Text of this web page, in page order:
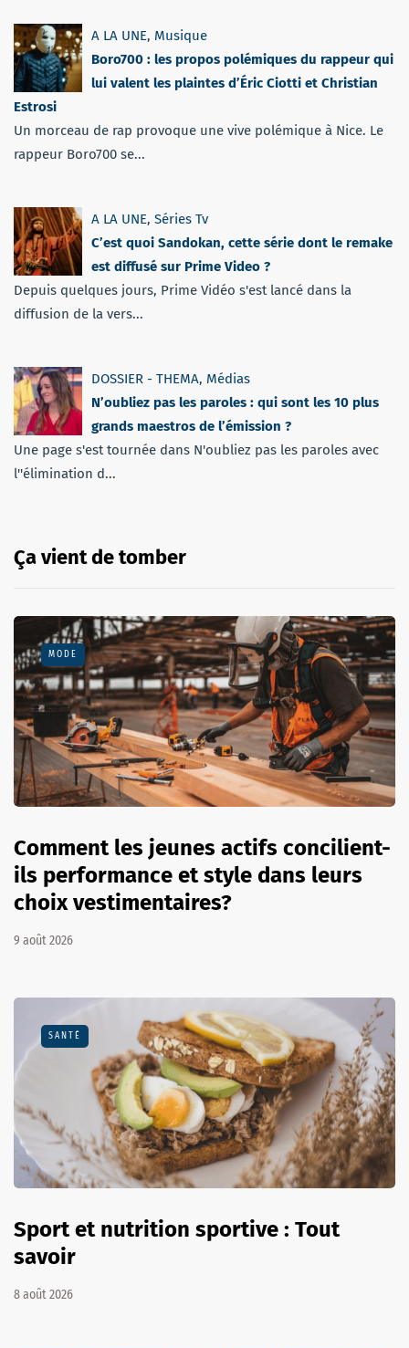
A LA UNE, Musique
Boro700 : les propos polémiques du rappeur qui
lui valent les plaintes d’Éric Ciotti et Christian
Estrosi
Un morceau de rap provoque une vive polémique à Nice. Le
rappeur Boro700 se...
A LA UNE, Séries Tv
C’est quoi Sandokan, cette série dont le remake
est diffusé sur Prime Video ?
Depuis quelques jours, Prime Vidéo s'est lancé dans la
diffusion de la vers...
DOSSIER - THEMA, Médias
N’oubliez pas les paroles : qui sont les 10 plus
grands maestros de l’émission ?
Une page s'est tournée dans N'oubliez pas les paroles avec
l''élimination d...
Ça vient de tomber
MODE
Comment les jeunes actifs concilient-
ils performance et style dans leurs
choix vestimentaires?
9 août 2026
SANTÉ
Sport et nutrition sportive : Tout
savoir
8 août 2026